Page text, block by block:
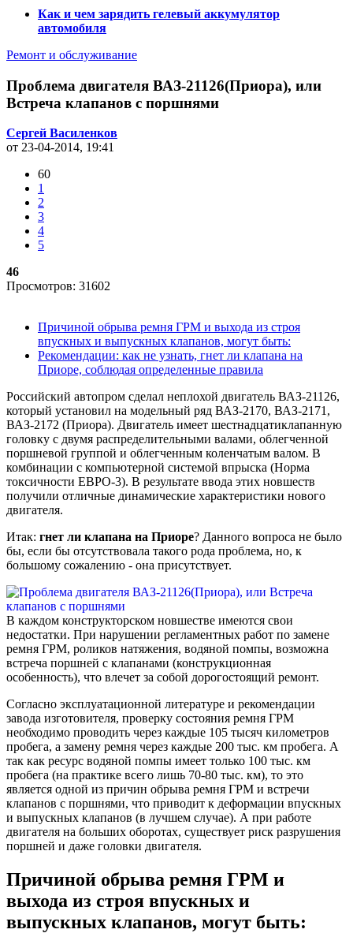
Как и чем зарядить гелевый аккумулятор
автомобиля
Ремонт и обслуживание
Проблема двигателя ВАЗ-21126(Приора), или
Встреча клапанов с поршнями
Сергей Василенков
от 23-04-2014, 19:41
60
1
2
3
4
5
46
Просмотров: 31602
Причиной обрыва ремня ГРМ и выхода из строя
впускных и выпускных клапанов, могут быть:
Рекомендации: как не узнать, гнет ли клапана на
Приоре, соблюдая определенные правила
Российский автопром сделал неплохой двигатель ВАЗ-21126,
который установил на модельный ряд ВАЗ-2170, ВАЗ-2171,
ВАЗ-2172 (Приора). Двигатель имеет шестнадцатиклапанную
головку с двумя распределительными валами, облегченной
поршневой группой и облегченным коленчатым валом. В
комбинации с компьютерной системой впрыска (Норма
токсичности ЕВРО-3). В результате ввода этих новшеств
получили отличные динамические характеристики нового
двигателя.
Итак: гнет ли клапана на Приоре? Данного вопроса не было
бы, если бы отсутствовала такого рода проблема, но, к
большому сожалению - она присутствует.
В каждом конструкторском новшестве имеются свои
недостатки. При нарушении регламентных работ по замене
ремня ГРМ, роликов натяжения, водяной помпы, возможна
встреча поршней с клапанами (конструкционная
особенность), что влечет за собой дорогостоящий ремонт.
Согласно эксплуатационной литературе и рекомендации
завода изготовителя, проверку состояния ремня ГРМ
необходимо проводить через каждые 105 тысяч километров
пробега, а замену ремня через каждые 200 тыс. км пробега. А
так как ресурс водяной помпы имеет только 100 тыс. км
пробега (на практике всего лишь 70-80 тыс. км), то это
является одной из причин обрыва ремня ГРМ и встречи
клапанов с поршнями, что приводит к деформации впускных
и выпускных клапанов (в лучшем случае). А при работе
двигателя на больших оборотах, существует риск разрушения
поршней и даже головки двигателя.
Причиной обрыва ремня ГРМ и
выхода из строя впускных и
выпускных клапанов, могут быть: